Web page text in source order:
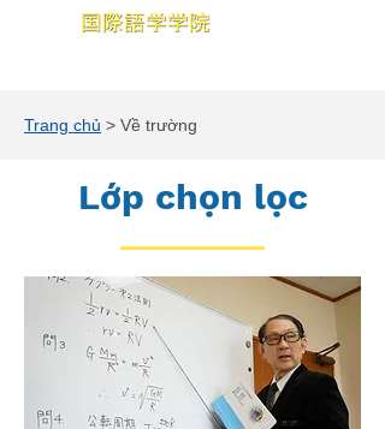
Trang chủ > Về trường
Lớp chọn lọc